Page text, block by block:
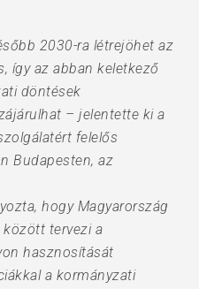
2030-ra létrejöhet az
így az abban keletkező
döntések
– jelentette ki a
felelős
Budapesten, az
hogy Magyarország
között tervezi a
hasznosítását
a kormányzati